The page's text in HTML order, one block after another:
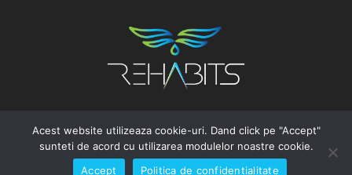
© Copyright 2025 fundatiarehabits.ro | Website realizat de WAcademy.ro
Acest website utilizeaza cookie-uri. Dand click pe "Accept"
sunteti de acord cu utilizarea modulelor noastre cookie.
Accept
Politica de confidentialitate